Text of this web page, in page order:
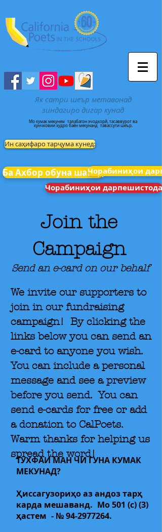
Як сатри шеър метавонад
зиндагиро дигар кунад
Мо кумак мекунем талабагон эчодкорй, тасаввурот ва
кунчковии худро баён мекунанд тавассути шеър.
Ин саҳифаро тарҷума кунед:
Ба Ахбор обуна шаведЧорабиниҳои
Чорабиниҳои дарпешистода
Join the
Campaign
Send an e-card on our behalf
We invite our supporters to
join in our fundraising
campaign! By clicking the
links below you can send an
e-card to anyone you wish.
You can include a personal
message and see a preview
before you send. You can
send e-cards for free or add
a donation to CalPoets.
Warm thanks for helping us
spread the word!
ТУХФАИ МАН ЧИ ГУНА КУМАК
МЕКУНАД?
Ҳиссагузориҳо аз андоз тарҳ
карда мешаванд. Мо 501 (c) (3)
ҳастем - №94-2977264.